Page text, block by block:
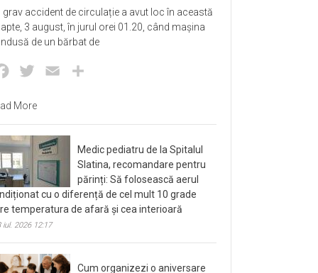
grav accident de circulație a avut loc în această
3 august, în jurul orei 01.20, când mașina
de un bărbat de
Facebook
Twitter Email
More
Medic pediatru de la Spitalul
Slatina, recomandare pentru
părinți: Să folosească aerul
cu o diferență de cel mult 10 grade
temperatura de afară și cea interioară
iul. 2026 12:17
Cum organizezi o aniversare